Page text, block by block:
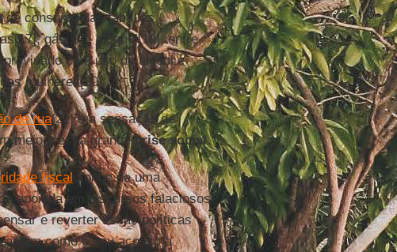
de consumo das famílias,
gás[18], aluguel[19], entre
com uso de álcool e
mulheres[20].
de rua[21] e a sensação de
meio a essa grandecrise social.
fiscal , longe de uma
apoiada em discursos falaciosos
e reverter essas políticas
assim como o seu acesso a